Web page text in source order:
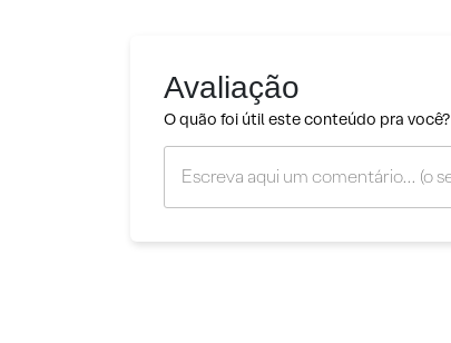
Avaliação
O quão foi útil este conteúdo pra você?